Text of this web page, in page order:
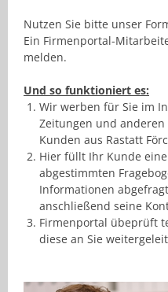
Nutzen Sie bitte unser
Ein Firmenportal-
melden.
Und so funktioniert es:
Wir werben für Sie im
Zeitungen und
Kunden aus Rastatt
Hier füllt Ihr Kunde
abgestimmten
Informationen
anschließend seine
Firmenportal übeprüft
diese an Sie